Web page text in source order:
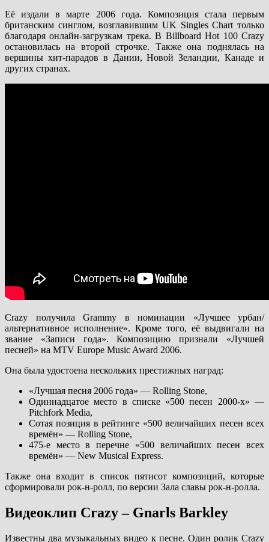
Её издали в марте 2006 года. Композиция стала первым
британским синглом, возглавившим UK Singles Chart только
благодаря онлайн-загрузкам трека. В Billboard Hot 100 Crazy
остановилась на второй строчке. Также она поднялась на
вершины хит-парадов в Дании, Новой Зеландии, Канаде и
других странах.
Crazy получила Grammy в номинации «Лучшее урбан/
альтернативное исполнение». Кроме того, её выдвигали на
звание «Записи года». Композицию признали «Лучшей
песней» на MTV Europe Music Award 2006.
Она была удостоена нескольких престижных наград:
«Лучшая песня 2006 года» — Rolling Stone,
Одиннадцатое место в списке «500 песен 2000-х» —
Pitchfork Media,
Сотая позиция в рейтинге «500 величайших песен всех
времён» — Rolling Stone,
475-е место в перечне «500 величайших песен всех
времён» — New Musical Express.
Также она входит в список пятисот композиций, которые
сформировали рок-н-ролл, по версии Зала славы рок-н-ролла.
Видеоклип Crazy – Gnarls Barkley
Известны два музыкальных видео к песне. Один ролик Crazy